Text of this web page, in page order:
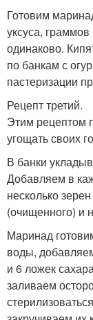
Готовим
уксуса,
одинаково.
по банкам с
пастеризации
Рецепт третий.
Этим рецептом
угощать своих
В банки
Добавляем в
несколько
(очищенного) и
Маринад
воды,
и 6 ложек
заливаем